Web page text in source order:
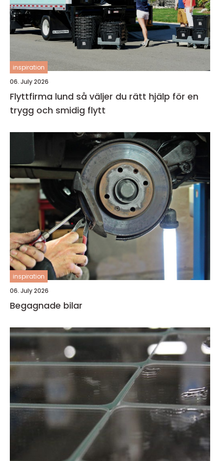
inspiration
06. July 2026
Flyttfirma lund så väljer du rätt hjälp för en
trygg och smidig flytt
inspiration
06. July 2026
Begagnade bilar